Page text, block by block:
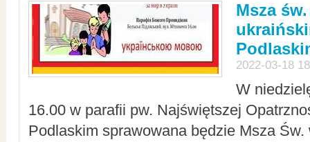
Msza
2022-03-18
W
16.00 w parafii pw. Najświętszej
Podlaskim sprawowana będzie Msza Św.